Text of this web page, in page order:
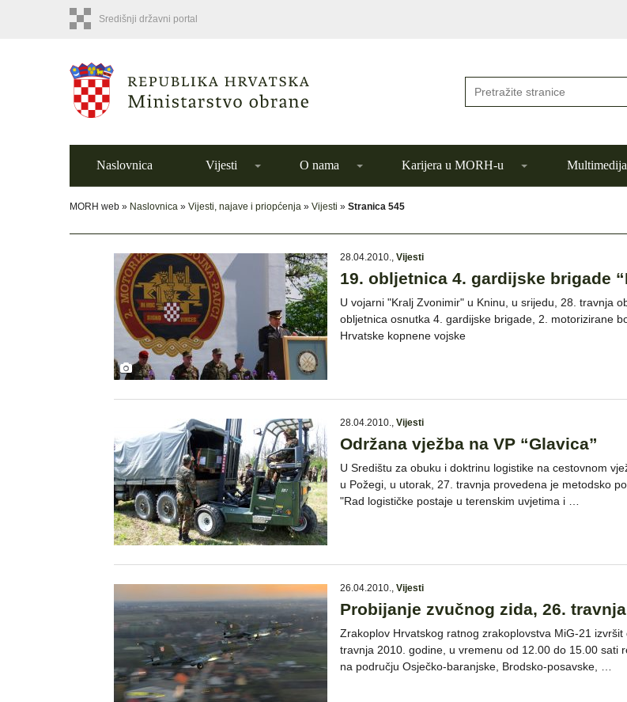
Središnji državni portal
Naslovnica Vijesti O nama Karijera u MORH-u Multimedija
MORH web » Naslovnica » Vijesti, najave i priopćenja » Vijesti » Stranica 545
28.04.2010., Vijesti
19. obljetnica 4. gardijske brigade
U vojarni "Kralj Zvonimir" u Kninu, u srijedu, 28. travnja
obljetnica osnutka 4. gardijske brigade, 2. motorizirane
Hrvatske kopnene vojske
28.04.2010., Vijesti
Održana vježba na VP “Glavica”
U Središtu za obuku i doktrinu logistike na cestovnom
u Požegi, u utorak, 27. travnja provedena je metodsko
"Rad logističke postaje u terenskim uvjetima i …
26.04.2010., Vijesti
Probijanje zvučnog zida, 26.
Zrakoplov Hrvatskog ratnog zrakoplovstva MiG-21 izvršit
travnja 2010. godine, u vremenu od 12.00 do 15.00 sati
na području Osječko-baranjske, Brodsko-posavske, …